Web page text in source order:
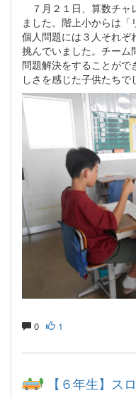
７月２１日、算数チャ
ました。階上小からは「
個人問題には３人それぞ
挑んでいました。チーム
問題解決をすることが
しさを感じた子供たちで
0 1
【６年生】ス